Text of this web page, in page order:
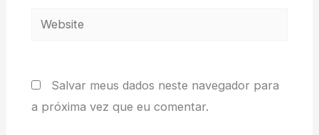
Website
Salvar meus dados neste navegador para
a próxima vez que eu comentar.